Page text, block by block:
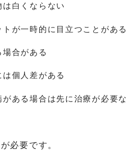
白くならない
が一時的に目立つことがある
合がある
個人差がある
ある場合は先に治療が必要な
必要です。